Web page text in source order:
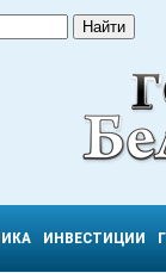
ИНВЕСТИЦИИ